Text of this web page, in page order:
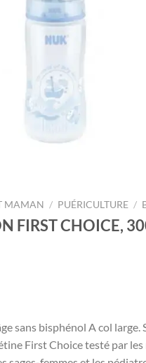
MAMAN / PUÉRICULTURE /
FIRST CHOICE,
sans bisphénol A col large.
First Choice testé par les